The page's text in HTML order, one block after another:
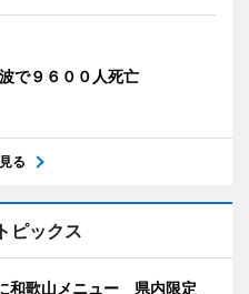
で９６００人死亡
る
ピックス
和歌山メニュー 県内限定